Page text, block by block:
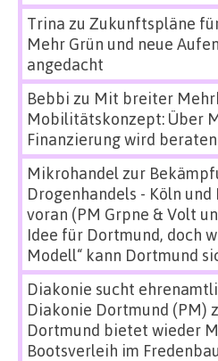
Trina zu Zukunftspläne
Mehr Grün und neue
angedacht
Bebbi zu Mit breiter
Mobilitätskonzept: Über
Finanzierung wird beraten
Mikrohandel zur
Drogenhandels - Köln
voran (PM Grpne & Volt
Idee für Dortmund, doch
Modell“ kann Dortmund
Diakonie sucht
Diakonie Dortmund (PM)
Dortmund bietet wieder
Bootsverleih im